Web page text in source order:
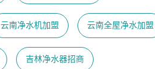
云南净水机加盟 云南全屋净水加盟
吉林净水器招商